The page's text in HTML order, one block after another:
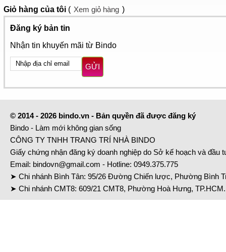
Giỏ hàng của tôi ( Xem giỏ hàng )
Đăng ký bản tin
Nhận tin khuyến mãi từ Bindo
GỬI
© 2014 - 2026 bindo.vn - Bản quyền đã được đăng ký
Bindo - Làm mới không gian sống
CÔNG TY TNHH TRANG TRÍ NHÀ BINDO
Giấy chứng nhận đăng ký doanh nghiệp do Sở kế hoạch và đầu
Email: bindovn@gmail.com - Hotline: 0949.375.775
➤ Chi nhánh Bình Tân: 95/26 Đường Chiến lược, Phường Bình
➤ Chi nhánh CMT8: 609/21 CMT8, Phường Hoà Hưng,